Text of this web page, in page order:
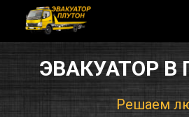
ЭВАКУАТОР
Решае|